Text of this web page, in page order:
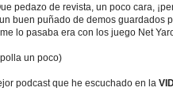
pedazo de revista, un poco cara,
buen puñado de demos guardados
lo pasaba era con los juego Net
un poco)
podcast que he escuchado en la